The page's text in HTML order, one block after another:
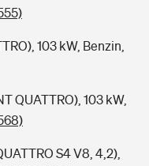
103 kW, Benzin,
QUATTRO), 103 kW,
S4 V8, 4,2),